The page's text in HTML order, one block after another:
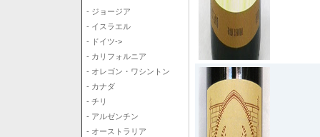
- ジョージア
- イスラエル
- ドイツ->
- カリフォルニア
- オレゴン・ワシントン
- カナダ
- チリ
- アルゼンチン
- オーストラリア